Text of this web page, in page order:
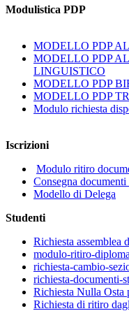
Modulistica PDP
MODELLO PDP
MODELLO PDP
LINGUISTICO
MODELLO PDP
MODELLO PDP
Modulo richiesta
Iscrizioni
Modulo ritiro
Consegna
Modello di Delega
Studenti
Richiesta assemblea
modulo-ritiro-
richiesta-cambio-
richiesta-documenti-
Richiesta Nulla Osta
Richiesta di ritiro